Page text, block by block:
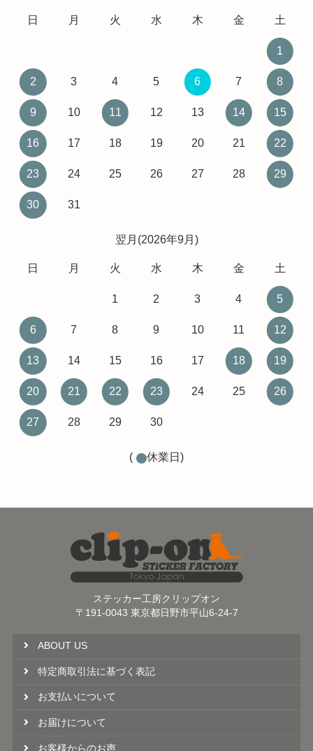
日 月 火 水 木 金 土
1
2 3 4 5 6 7 8
9 10 11 12 13 14 15
16 17 18 19 20 21 22
23 24 25 26 27 28 29
30 31
翌月(2026年9月)
日 月 火 水 木 金 土
1 2 3 4 5
6 7 8 9 10 11 12
13 14 15 16 17 18 19
20 21 22 23 24 25 26
27 28 29 30
( 休業日)
ステッカー工房クリップオン
〒191-0043 東京都日野市平山6-24-7
ABOUT US
特定商取引法に基づく表記
お支払いについて
お届けについて
お客様からのお声